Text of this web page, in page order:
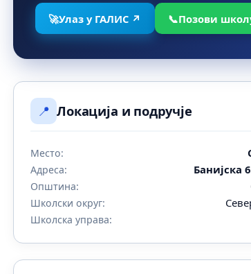
🚀Улаз у ГАЛИС ↗ 📞Позови
📍 Локација и подручје
Место:
Адреса: Банијска
Општина:
Школски округ:
Школска управа: